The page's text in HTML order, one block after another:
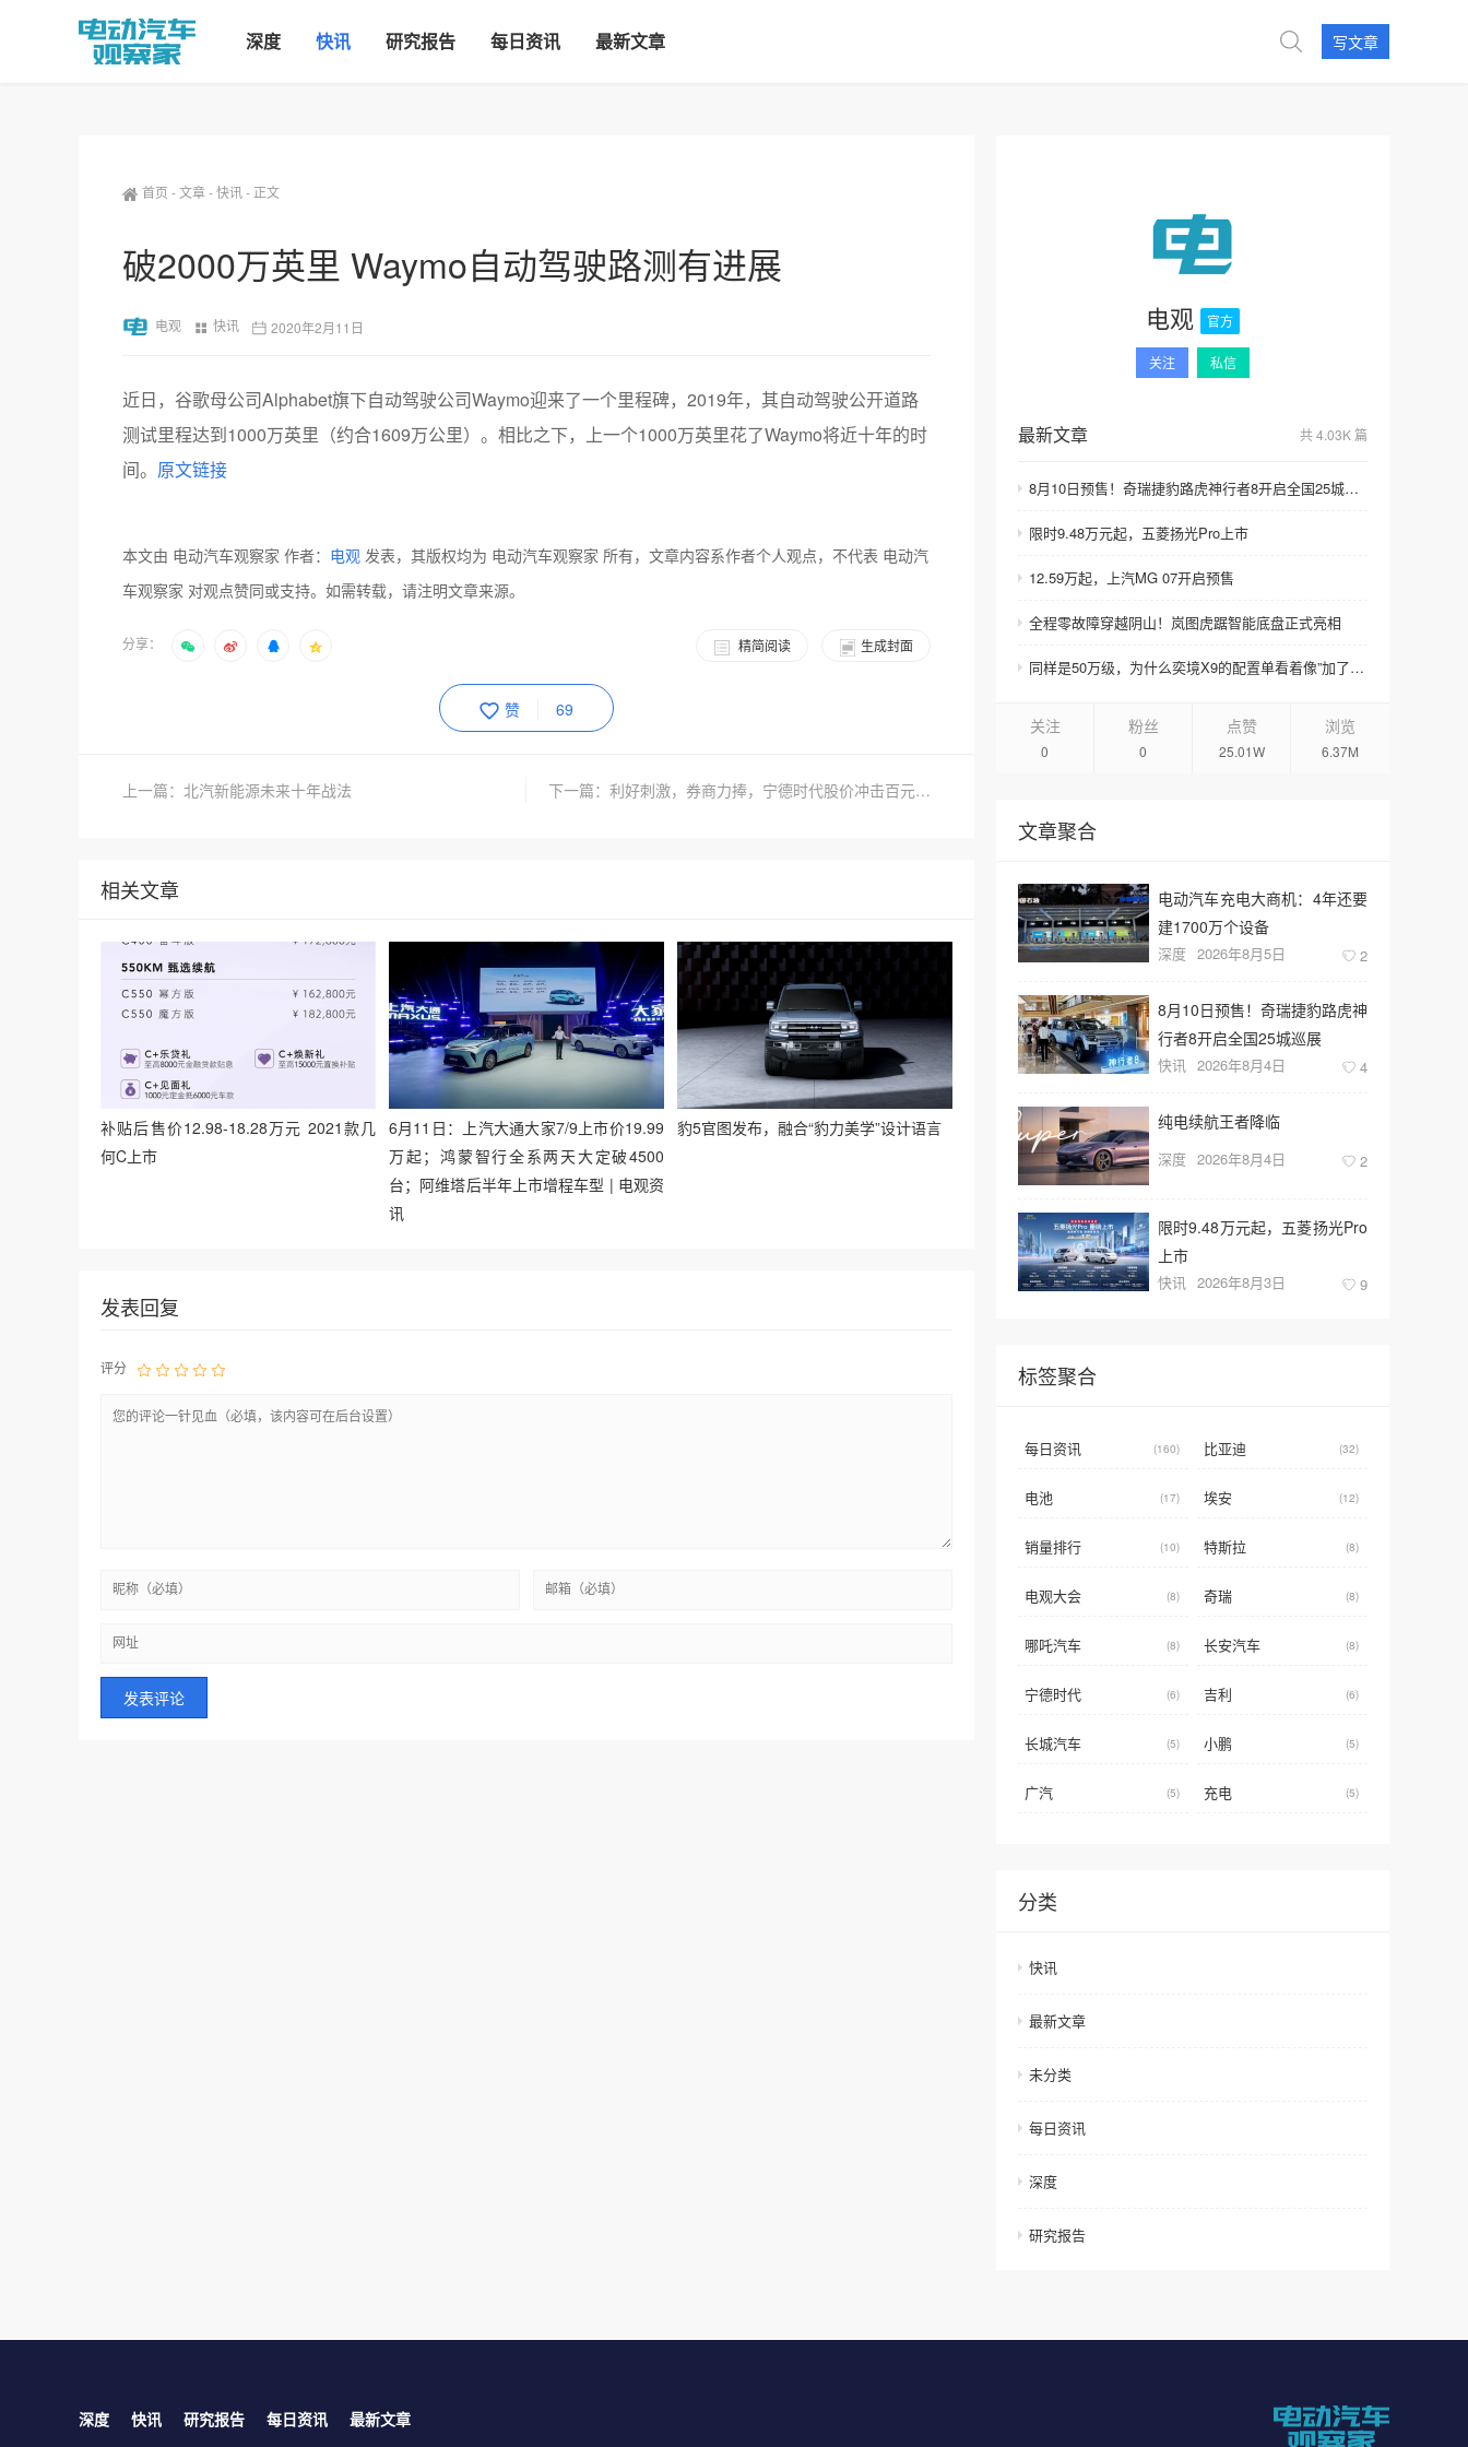
深度 快讯 研究报告 每日资讯 最新文章 写文章
首页 -文章-快讯- 正文
破2000万英里 Waymo自动驾驶路测有进展
电观 快讯 2020年2月11日
近日，谷歌母公司Alphabet旗下自动驾驶公司Waymo迎来了一个里程碑，2019年，其自动驾驶公开道路
测试里程达到1000万英里（约合1609万公里）。相比之下，上一个1000万英里花了Waymo将近十年的时
间。 原文链接
本文由 电动汽车观察家 作者： 电观 发表，其版权均为 电动汽车观察家 所有，文章内容系作者个人观点，不代表 电动汽
车观察家 对观点赞同或支持。如需转载，请注明文章来源。
分享： 生成封面
精简阅读
赞 69
上一篇：北汽新能源未来十年战法 下一篇：利好刺激，券商力捧，宁德时代股价冲击百元大关
相关文章
补贴后售价12.98-18.28万元 2021款几
何C上市
6月11日：上汽大通大家7/9上市价19.99
万起；鸿蒙智行全系两天大定破4500
台；阿维塔后半年上市增程车型 | 电观资
讯
豹5官图发布，融合“豹力美学”设计语言
发表回复
评分
电观 官方
关注 私信
最新文章 共 4.03K 篇
8月10日预售！奇瑞捷豹路虎神行者8开启全国25城巡展
限时9.48万元起，五菱扬光Pro上市
12.59万起，上汽MG 07开启预售
全程零故障穿越阴山！岚图虎踞智能底盘正式亮相
同样是50万级，为什么奕境X9的配置单看着像”加了钱”？
关注
0
粉丝
0
点赞
25.01W
浏览
6.37M
文章聚合
电动汽车充电大商机：4年还要
建1700万个设备
深度 2026年8月5日 2
8月10日预售！奇瑞捷豹路虎神
行者8开启全国25城巡展
快讯 2026年8月4日 4
纯电续航王者降临
深度 2026年8月4日 2
限时9.48万元起，五菱扬光Pro
上市
快讯 2026年8月3日 9
标签聚合
每日资讯 (160) 比亚迪 (32)
电池 (17) 埃安 (12)
销量排行 (10) 特斯拉 (8)
电观大会 (8) 奇瑞 (8)
哪吒汽车 (8) 长安汽车 (8)
宁德时代 (6) 吉利 (6)
长城汽车 (5) 小鹏 (5)
广汽 (5) 充电 (5)
分类
快讯
最新文章
未分类
每日资讯
深度
研究报告
深度 快讯 研究报告 每日资讯 最新文章